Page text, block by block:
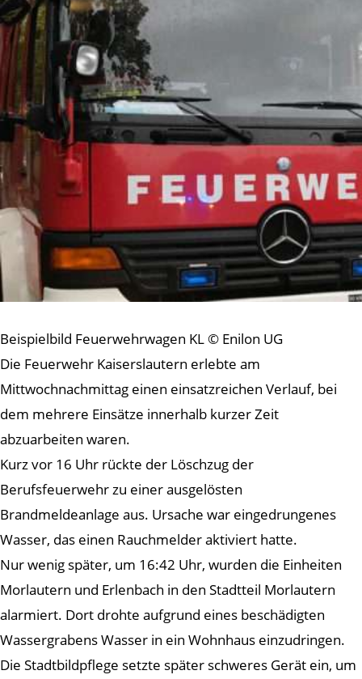
Beispielbild Feuerwehrwagen KL © Enilon UG
Die Feuerwehr Kaiserslautern erlebte am
Mittwochnachmittag einen einsatzreichen Verlauf, bei
dem mehrere Einsätze innerhalb kurzer Zeit
abzuarbeiten waren.
Kurz vor 16 Uhr rückte der Löschzug der
Berufsfeuerwehr zu einer ausgelösten
Brandmeldeanlage aus. Ursache war eingedrungenes
Wasser, das einen Rauchmelder aktiviert hatte.
Nur wenig später, um 16:42 Uhr, wurden die Einheiten
Morlautern und Erlenbach in den Stadtteil Morlautern
alarmiert. Dort drohte aufgrund eines beschädigten
Wassergrabens Wasser in ein Wohnhaus einzudringen.
Die Stadtbildpflege setzte später schweres Gerät ein, um